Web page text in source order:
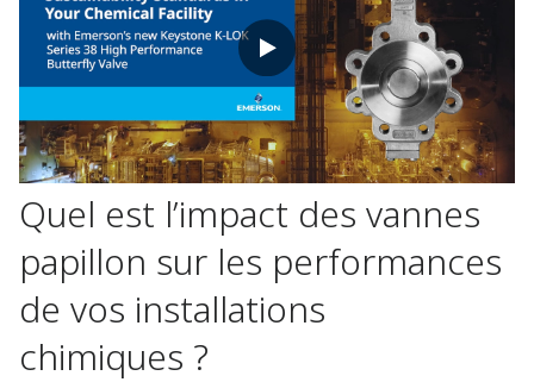
Quel est l’impact des vannes
papillon sur les performances
de vos installations
chimiques ?